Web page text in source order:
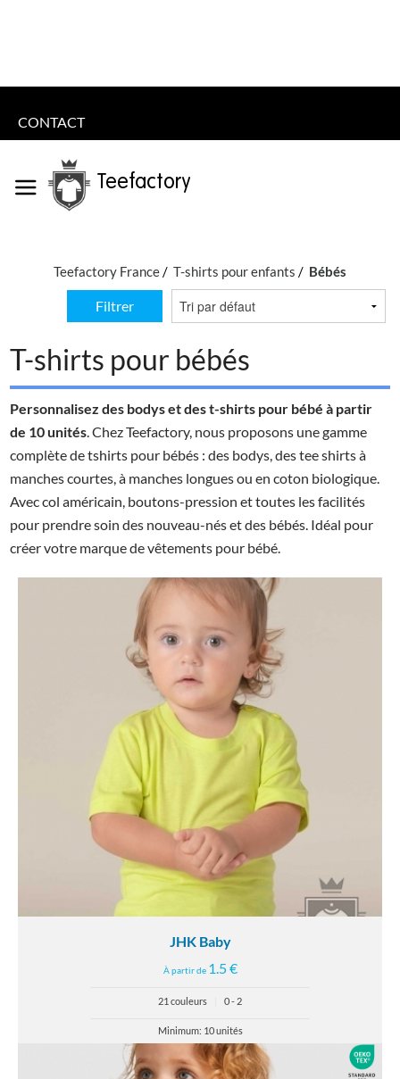
CONTACT
Teefactory
Teefactory France T-shirts pour enfants Bébés
Filtrer
T-shirts pour bébés
Personnalisez des bodys et des t-shirts pour bébé à partir
de 10 unités . Chez Teefactory, nous proposons une gamme
complète de tshirts pour bébés : des bodys, des tee shirts à
manches courtes, à manches longues ou en coton biologique.
Avec col américain, boutons-pression et toutes les facilités
pour prendre soin des nouveau-nés et des bébés. Idéal pour
créer votre marque de vêtements pour bébé.
JHK Baby
À partir de 1.5 €
21 couleurs 0 - 2
Minimum: 10 unités